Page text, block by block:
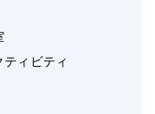
ィビティ